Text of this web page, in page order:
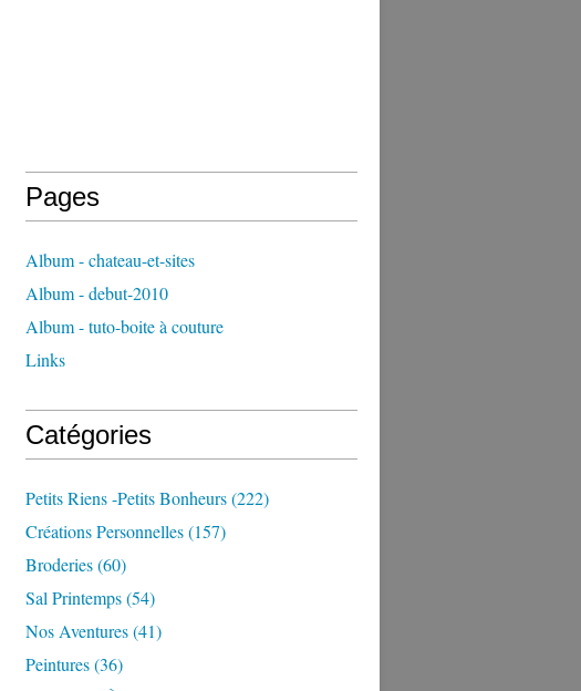
Pages
Album - chateau-et-sites
Album - debut-2010
Album - tuto-boite à couture
Links
Catégories
Petits Riens -petits Bonheurs(222)
Créations Personnelles(157)
Broderies(60)
Sal Printemps(54)
Nos Aventures(41)
Peintures(36)